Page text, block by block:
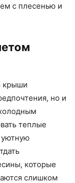
с плесенью и
крыши
но и
теплые
уютную
которые
слишком